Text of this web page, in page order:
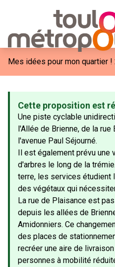
Mes idées pour mon quartier !
Cette proposition est
Une piste cyclable
l'Allée de Brienne, de la rue
l'avenue Paul Séjourné.
Il est également prévu une
d'arbres le long de la
terre, les services étudient
des végétaux qui
La rue de Plaisance est
depuis les allées de
Amidonniers. Ce
des places de
recréer une aire de
personnes à mobilité